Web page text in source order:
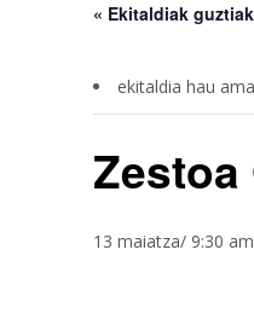
« Ekitaldiak guztiak
ekitaldia hau
13 maiatza/ 9:30 am